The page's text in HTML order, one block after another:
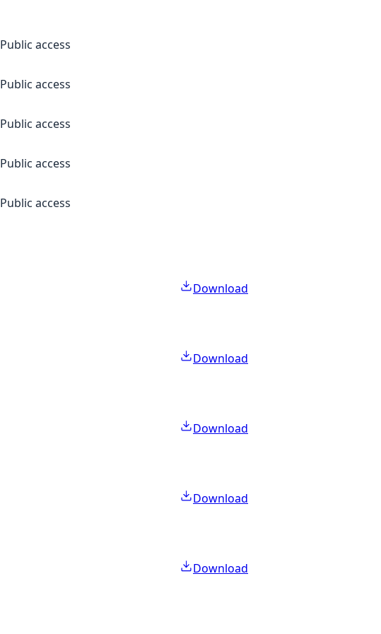
Public access
Public access
Public access
Public access
Public access
Download
Download
Download
Download
Download